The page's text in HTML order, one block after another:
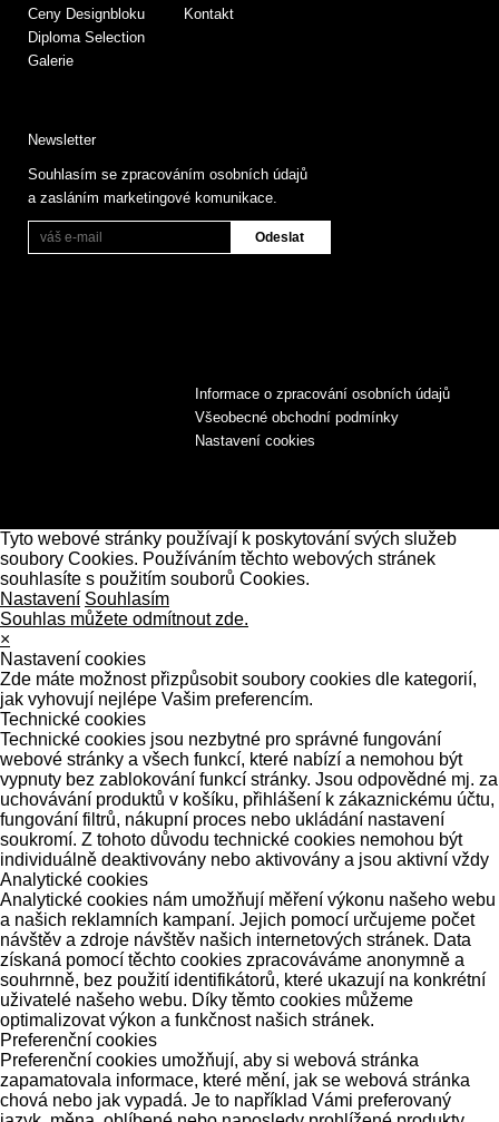
Ceny Designbloku
Diploma Selection
Galerie
Kontakt
Newsletter
Souhlasím se zpracováním osobních údajů
a zasláním marketingové komunikace.
Informace o zpracování osobních údajů
Všeobecné obchodní podmínky
Nastavení cookies
Tyto webové stránky používají k poskytování svých služeb
soubory Cookies. Používáním těchto webových stránek
souhlasíte s použitím souborů Cookies.
Nastavení Souhlasím
Souhlas můžete odmítnout zde.
×
Nastavení cookies
Zde máte možnost přizpůsobit soubory cookies dle kategorií,
jak vyhovují nejlépe Vašim preferencím.
Technické cookies
Technické cookies jsou nezbytné pro správné fungování
webové stránky a všech funkcí, které nabízí a nemohou být
vypnuty bez zablokování funkcí stránky. Jsou odpovědné mj. za
uchovávání produktů v košíku, přihlášení k zákaznickému účtu,
fungování filtrů, nákupní proces nebo ukládání nastavení
soukromí. Z tohoto důvodu technické cookies nemohou být
individuálně deaktivovány nebo aktivovány a jsou aktivní vždy
Analytické cookies
Analytické cookies nám umožňují měření výkonu našeho webu
a našich reklamních kampaní. Jejich pomocí určujeme počet
návštěv a zdroje návštěv našich internetových stránek. Data
získaná pomocí těchto cookies zpracováváme anonymně a
souhrnně, bez použití identifikátorů, které ukazují na konkrétní
uživatelé našeho webu. Díky těmto cookies můžeme
optimalizovat výkon a funkčnost našich stránek.
Preferenční cookies
Preferenční cookies umožňují, aby si webová stránka
zapamatovala informace, které mění, jak se webová stránka
chová nebo jak vypadá. Je to například Vámi preferovaný